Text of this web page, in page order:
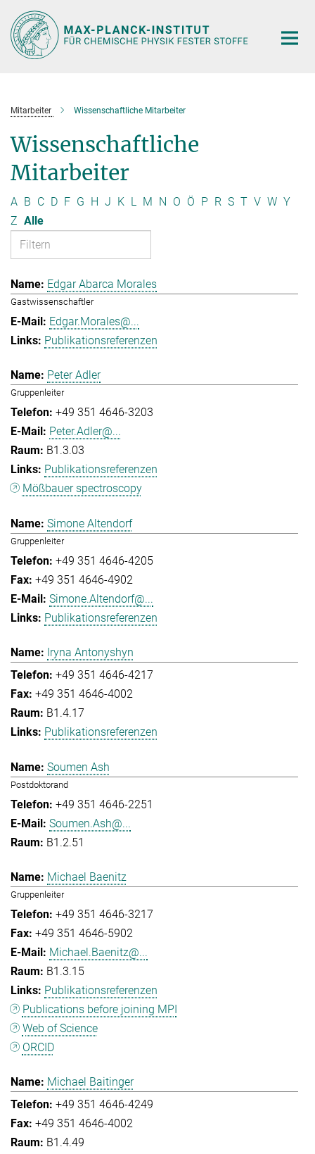
Hauptinhalt
Mitarbeiter Wissenschaftliche Mitarbeiter
Wissenschaftliche
Mitarbeiter
A B C D F G H J K L M N O Ö P R S T V W Y
Z Alle
Edgar Abarca Morales
Gastwissenschaftler
Edgar.Morales@...
Publikationsreferenzen
Peter Adler
Gruppenleiter
+49 351 4646-3203
Peter.Adler@...
B1.3.03
Publikationsreferenzen
Mößbauer spectroscopy
Simone Altendorf
Gruppenleiter
+49 351 4646-4205
+49 351 4646-4902
Simone.Altendorf@...
Publikationsreferenzen
Iryna Antonyshyn
+49 351 4646-4217
+49 351 4646-4002
B1.4.17
Publikationsreferenzen
Soumen Ash
Postdoktorand
+49 351 4646-2251
Soumen.Ash@...
B1.2.51
Michael Baenitz
Gruppenleiter
+49 351 4646-3217
+49 351 4646-5902
Michael.Baenitz@...
B1.3.15
Publikationsreferenzen
Publications before joining MPI
Web of Science
ORCID
Michael Baitinger
+49 351 4646-4249
+49 351 4646-4002
B1.4.49